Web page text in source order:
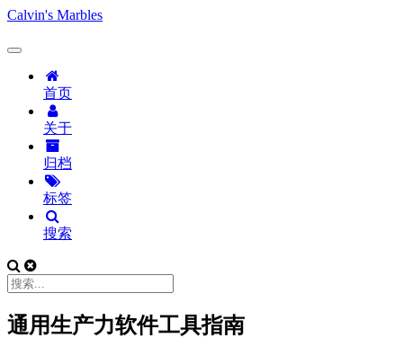
Calvin's Marbles
首页
关于
归档
标签
搜索
通用生产力软件工具指南